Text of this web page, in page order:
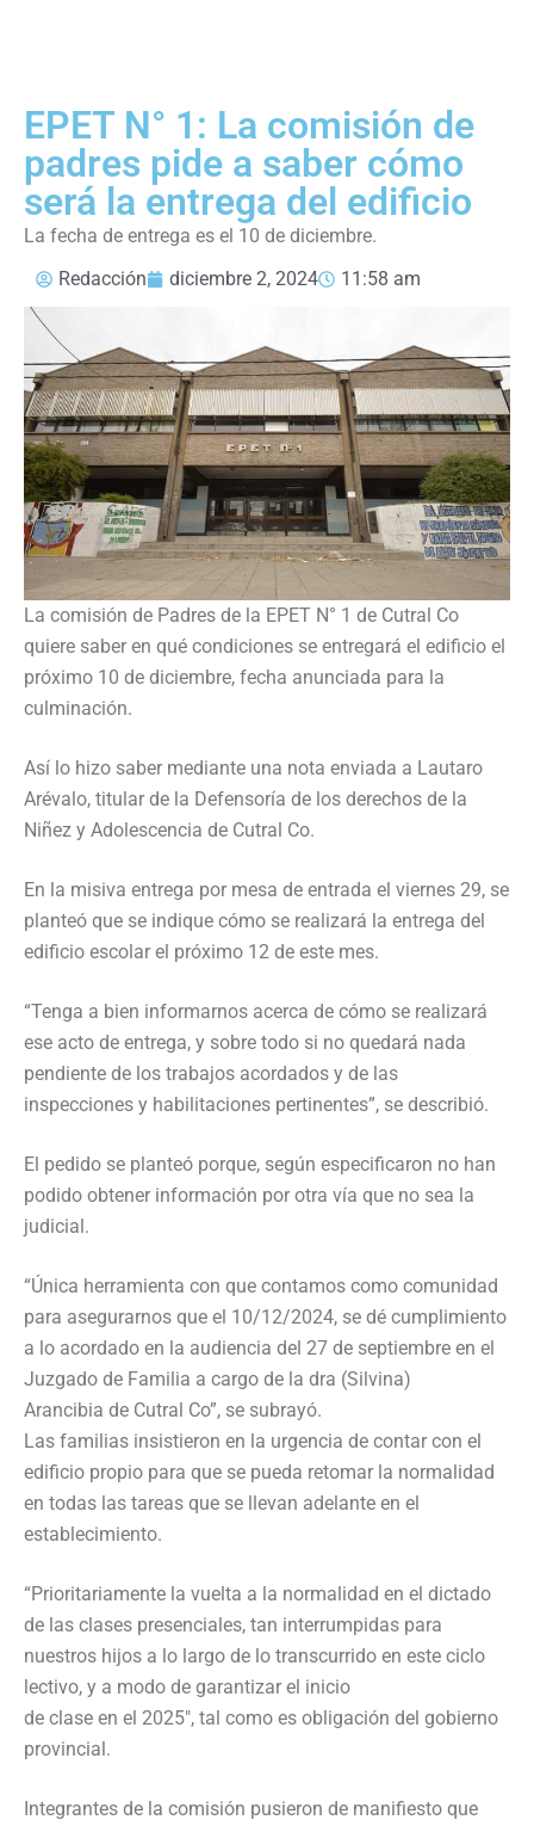
EPET N° 1: La comisión de
padres pide a saber cómo
será la entrega del edificio
La fecha de entrega es el 10 de diciembre.
Redacción
diciembre 2, 2024 11:58 am
La comisión de Padres de la EPET N° 1 de Cutral Co
quiere saber en qué condiciones se entregará el edificio el
próximo 10 de diciembre, fecha anunciada para la
culminación.
Así lo hizo saber mediante una nota enviada a Lautaro
Arévalo, titular de la Defensoría de los derechos de la
Niñez y Adolescencia de Cutral Co.
En la misiva entrega por mesa de entrada el viernes 29, se
planteó que se indique cómo se realizará la entrega del
edificio escolar el próximo 12 de este mes.
“Tenga a bien informarnos acerca de cómo se realizará
ese acto de entrega, y sobre todo si no quedará nada
pendiente de los trabajos acordados y de las
inspecciones y habilitaciones pertinentes”, se describió.
El pedido se planteó porque, según especificaron no han
podido obtener información por otra vía que no sea la
judicial.
“Única herramienta con que contamos como comunidad
para asegurarnos que el 10/12/2024, se dé cumplimiento
a lo acordado en la audiencia del 27 de septiembre en el
Juzgado de Familia a cargo de la dra (Silvina)
Arancibia de Cutral Co”, se subrayó.
Las familias insistieron en la urgencia de contar con el
edificio propio para que se pueda retomar la normalidad
en todas las tareas que se llevan adelante en el
establecimiento.
“Prioritariamente la vuelta a la normalidad en el dictado
de las clases presenciales, tan interrumpidas para
nuestros hijos a lo largo de lo transcurrido en este ciclo
lectivo, y a modo de garantizar el inicio
de clase en el 2025″, tal como es obligación del gobierno
provincial.
Integrantes de la comisión pusieron de manifiesto que